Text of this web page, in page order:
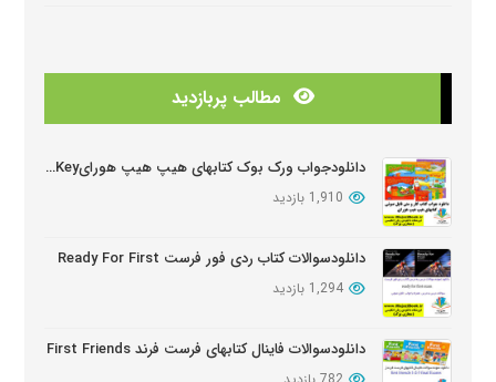
دانلود دوره آموزشی Wider World ویرایش دوم
دانلود سوالات کتابهای Oxford Discover
مطالب پربازدید
دانلودجواب ورک بوک کتابهای هیپ هیپ هورایHip Hip Hooray Workbook Key
1,910 بازدید
دانلودسوالات کتاب ردی فور فرست Ready For First
1,294 بازدید
دانلودسوالات فاینال کتابهای فرست فرند First Friends